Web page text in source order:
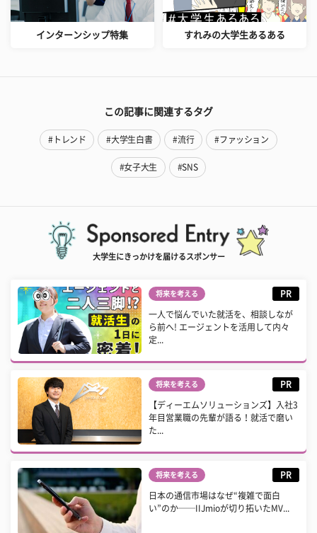
インターンシップ特集 すれみの大学生あるある
この記事に関連するタグ
#トレンド #大学生白書 #流行 #ファッション
#女子大生 #SNS
大学生にきっかけを届けるスポンサー
将来を考える PR
一人で悩んでいた就活を、相談しなが
ら前へ! エージェントを活用して内々
定...
将来を考える PR
【ディーエムソリューションズ】入社3
年目営業職の先輩が語る！就活で磨い
た...
将来を考える PR
日本の通信市場はなぜ“複雑で面白
い”のか──IIJmioが切り拓いたMV...